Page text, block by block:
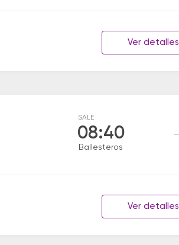
Ver detalles
SALE
08:40
Ballesteros
Ver detalles